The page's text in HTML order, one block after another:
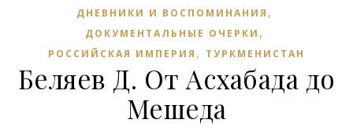
ДНЕВНИКИ И ВОСПОМИНАНИЯ ,
ДОКУМЕНТАЛЬНЫЕ ОЧЕРКИ ,
РОССИЙСКАЯ ИМПЕРИЯ , ТУРКМЕНИСТАН
Беляев Д. От Асхабада до
Мешеда